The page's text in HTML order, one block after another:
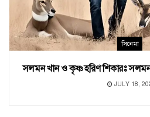
সিনেমা
সলমন খান ও কৃষ্ণ হরিণ শিকারঃ
JULY 18,